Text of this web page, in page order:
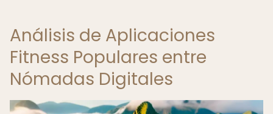
Análisis de Aplicaciones
Fitness Populares entre
Nómadas Digitales